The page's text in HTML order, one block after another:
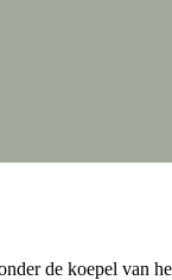
de koepel van